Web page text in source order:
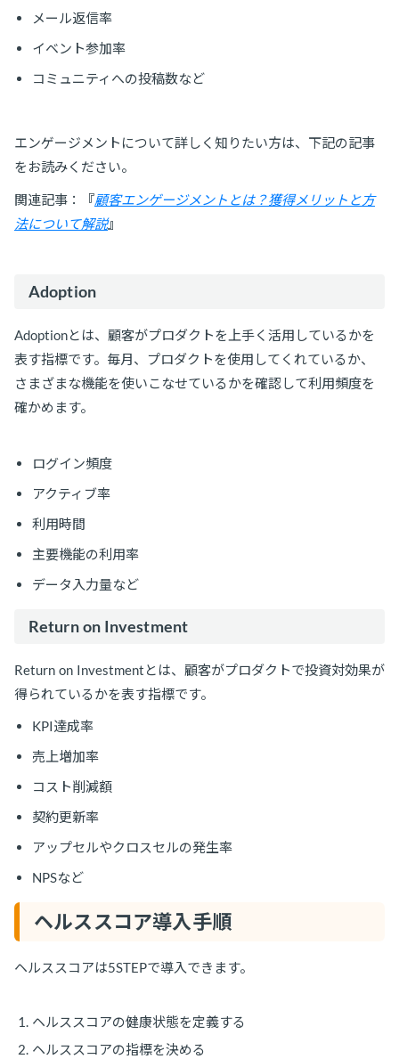
メール返信率
イベント参加率
コミュニティへの投稿数など
エンゲージメントについて詳しく知りたい方は、下記の記事
をお読みください。
関連記事：『顧客エンゲージメントとは？獲得メリットと方
法について解説』
Adoption
Adoptionとは、顧客がプロダクトを上手く活用しているかを
表す指標です。毎月、プロダクトを使用してくれているか、
さまざまな機能を使いこなせているかを確認して利用頻度を
確かめます。
ログイン頻度
アクティブ率
利用時間
主要機能の利用率
データ入力量など
Return on Investment
Return on Investmentとは、顧客がプロダクトで投資対効果が
得られているかを表す指標です。
KPI達成率
売上増加率
コスト削減額
契約更新率
アップセルやクロスセルの発生率
NPSなど
ヘルススコア導入手順
ヘルススコアは5STEPで導入できます。
ヘルススコアの健康状態を定義する
ヘルススコアの指標を決める